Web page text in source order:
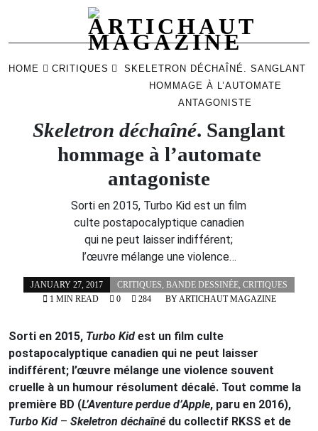
toHOME CRITIQUES
SKELETRON DÉCHAÎNÉ. SANGLANT
HOMMAGE À L’AUTOMATE
ANTAGONISTE
Skeletron déchaîné. Sanglant
hommage à l’automate
antagoniste
Sorti en 2015, Turbo Kid est un film
culte postapocalyptique canadien
qui ne peut laisser indifférent;
l’œuvre mélange une violence…
JANUARY 27, 2017 CRITIQUES, BANDE DESSINÉE, CRITIQUES
BYARTICHAUT MAGAZINE
1 MIN READ 0 284
Sorti en 2015, Turbo Kid est un film culte
postapocalyptique canadien qui ne peut laisser
indifférent; l’œuvre mélange une violence souvent
cruelle à un humour résolument décalé. Tout comme la
première BD (L’Aventure perdue d’Apple, paru en 2016),
Turbo Kid – Skeletron déchaîné du collectif RKSS et de